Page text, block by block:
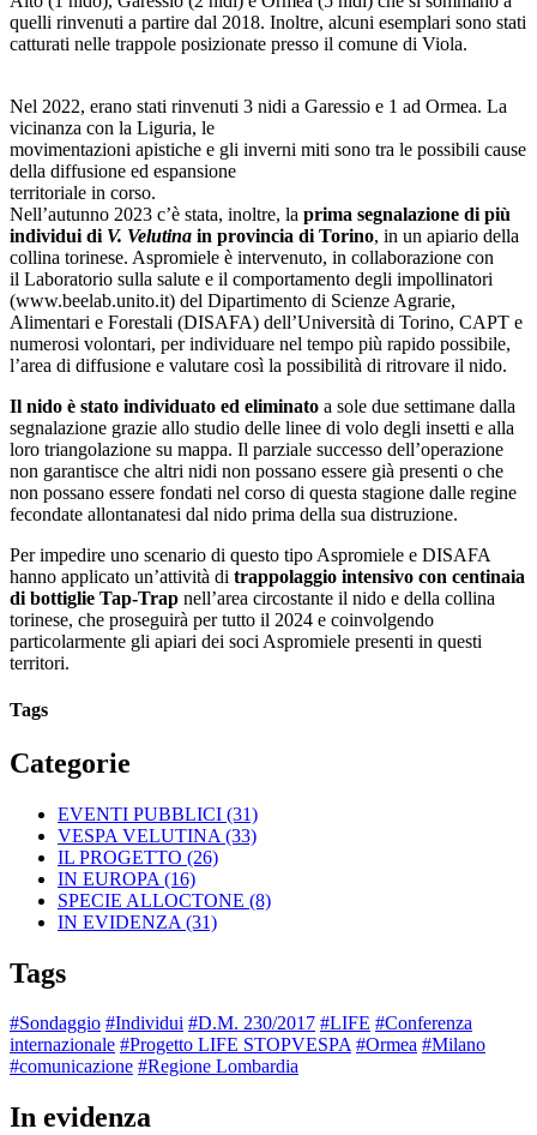
quelli rinvenuti a partire dal 2018. Inoltre, alcuni esemplari sono stati
catturati nelle trappole posizionate presso il comune di Viola.
Nel 2022, erano stati rinvenuti 3 nidi a Garessio e 1 ad Ormea. La
vicinanza con la Liguria, le
movimentazioni apistiche e gli inverni miti sono tra le possibili cause
della diffusione ed espansione
territoriale in corso.
Nell’autunno 2023 c’è stata, inoltre, la prima segnalazione di più
individui di V. Velutina in provincia di Torino, in un apiario della
collina torinese. Aspromiele è intervenuto, in collaborazione con
il Laboratorio sulla salute e il comportamento degli impollinatori
(www.beelab.unito.it) del Dipartimento di Scienze Agrarie,
Alimentari e Forestali (DISAFA) dell’Università di Torino, CAPT e
numerosi volontari, per individuare nel tempo più rapido possibile,
l’area di diffusione e valutare così la possibilità di ritrovare il nido.
Il nido è stato individuato ed eliminato a sole due settimane dalla
segnalazione grazie allo studio delle linee di volo degli insetti e alla
loro triangolazione su mappa. Il parziale successo dell’operazione
non garantisce che altri nidi non possano essere già presenti o che
non possano essere fondati nel corso di questa stagione dalle regine
fecondate allontanatesi dal nido prima della sua distruzione.
Per impedire uno scenario di questo tipo Aspromiele e DISAFA
hanno applicato un’attività di trappolaggio intensivo con centinaia
di bottiglie Tap-Trap nell’area circostante il nido e della collina
torinese, che proseguirà per tutto il 2024 e coinvolgendo
particolarmente gli apiari dei soci Aspromiele presenti in questi
territori.
Tags
Categorie
EVENTI PUBBLICI (31)
VESPA VELUTINA (33)
IL PROGETTO (26)
IN EUROPA (16)
SPECIE ALLOCTONE (8)
IN EVIDENZA (31)
Tags
#Sondaggio #Individui #D.M. 230/2017 #LIFE #Conferenza
internazionale #Progetto LIFE STOPVESPA #Ormea #Milano
#comunicazione #Regione Lombardia
In evidenza